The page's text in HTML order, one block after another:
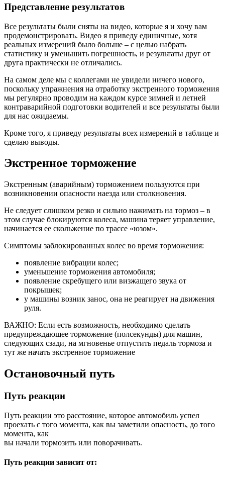
Представление результатов
Все результаты были сняты на видео, которые я и хочу вам
продемонстрировать. Видео я приведу единичные, хотя
реальных измерений было больше – с целью набрать
статистику и уменьшить погрешность, и результаты друг от
друга практически не отличались.
На самом деле мы с коллегами не увидели ничего нового,
поскольку упражнения на отработку экстренного торможения
мы регулярно проводим на каждом курсе зимней и летней
контраварийной подготовки водителей и все результаты были
для нас ожидаемы.
Кроме того, я приведу результаты всех измерений в таблице и
сделаю выводы.
Экстренное торможение
Экстренным (аварийным) торможением пользуются при
возникновении опасности наезда или столкновения.
Не следует слишком резко и сильно нажимать на тормоз – в
этом случае блокируются колеса, машина теряет управление,
начинается ее скольжение по трассе «юзом».
Симптомы заблокированных колес во время торможения:
появление вибрации колес;
уменьшение торможения автомобиля;
появление скребущего или визжащего звука от
покрышек;
у машины возник занос, она не реагирует на движения
руля.
ВАЖНО: Если есть возможность, необходимо сделать
предупреждающее торможение (полсекунды) для машин,
следующих сзади, на мгновенье отпустить педаль тормоза и
тут же начать экстренное торможение
Остановочный путь
Путь реакции
Путь реакции это расстояние, которое автомобиль успел
проехать с того момента, как вы заметили опасность, до того
момента, как
вы начали тормозить или поворачивать.
Путь реакции зависит от: